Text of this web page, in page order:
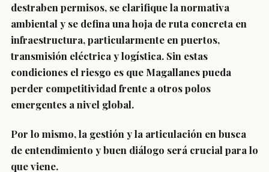
destraben permisos, se clarifique la normativa
ambiental y se defina una hoja de ruta concreta en
infraestructura, particularmente en puertos,
transmisión eléctrica y logística. Sin estas
condiciones el riesgo es que Magallanes pueda
perder competitividad frente a otros polos
emergentes a nivel global.
Por lo mismo, la gestión y la articulación en busca
de entendimiento y buen diálogo será crucial para lo
que viene.